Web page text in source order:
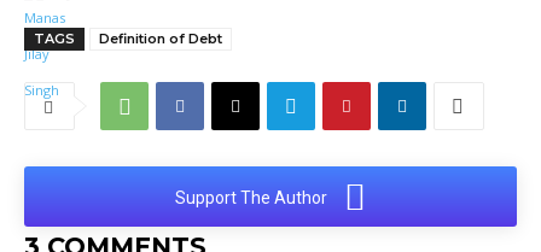
TAGS Definition of Debt
Support The Author